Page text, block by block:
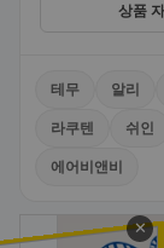
상품
테무 알리
라쿠텐 쉬인
에어비앤비
✕